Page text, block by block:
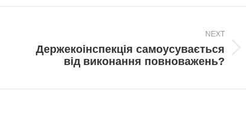
NEXT
NextДержекоінспекція самоусувається
від виконання повноважень?